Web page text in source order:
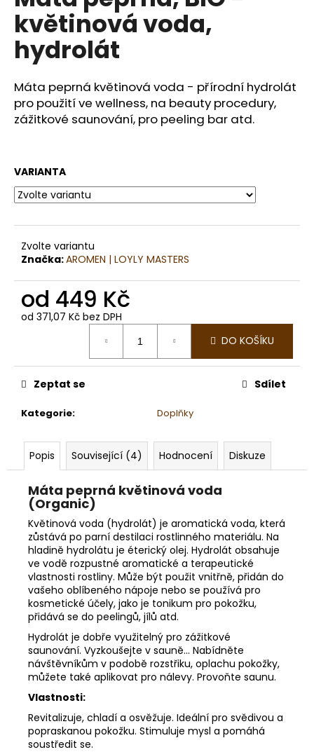
0,0
5
hvězdiček.
květinová voda,
hydrolát
Máta peprná květinová voda - přírodní hydrolát
pro použití ve wellness, na beauty procedury,
zážitkové saunování, pro peeling bar atd.
VARIANTA
Zvolte variantu
Značka:AROMEN | LOYLY MASTERS
od 449 Kč
od 371,07 Kč bez DPH
DO KOŠÍKU
Kategorie: Doplňky
Zeptat se Sdílet
Popis Související (4) Hodnocení Diskuze
Máta peprná květinová voda
(Organic)
Květinová voda (hydrolát) je aromatická voda, která
zůstává po parní destilaci rostlinného materiálu. Na
hladině hydrolátu je éterický olej. Hydrolát obsahuje
ve vodě rozpustné aromatické a terapeutické
vlastnosti rostliny. Může být použit vnitřně, přidán do
vašeho oblíbeného nápoje nebo se používá pro
kosmetické účely, jako je tonikum pro pokožku,
přidává se do peelingů, jílů atd.
Hydrolát je dobře využitelný pro zážitkové
saunování. Vyzkoušejte v sauně... Nabídněte
návštěvníkům v podobě rozstřiku, oplachu pokožky,
můžete také aplikovat pro nálevy. Provoňte saunu.
Vlastnosti:
Revitalizuje, chladí a osvěžuje. Ideální pro svědivou a
popraskanou pokožku. Stimuluje mysl a pomáhá
soustředit se.
a
j
í
?
D
o
p
r
u
č
e
m
e
SAUNOVÝ
KILT
-
MOTIV
VLNKA
599
Kč